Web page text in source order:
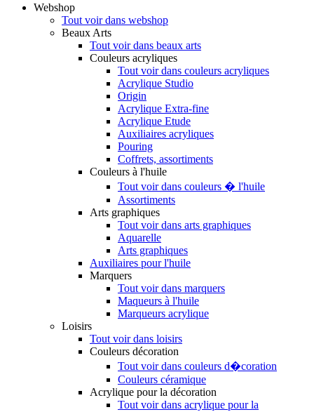
Webshop
Tout voir dans webshop
Beaux Arts
Tout voir dans beaux arts
Couleurs acryliques
Tout voir dans couleurs acryliques
Acrylique Studio
Origin
Acrylique Extra-fine
Acrylique Etude
Auxiliaires acryliques
Pouring
Coffrets, assortiments
Couleurs à l'huile
Tout voir dans couleurs � l'huile
Assortiments
Arts graphiques
Tout voir dans arts graphiques
Aquarelle
Arts graphiques
Auxiliaires pour l'huile
Marquers
Tout voir dans marquers
Maqueurs à l'huile
Marqueurs acrylique
Loisirs
Tout voir dans loisirs
Couleurs décoration
Tout voir dans couleurs d�coration
Couleurs céramique
Acrylique pour la décoration
Tout voir dans acrylique pour la